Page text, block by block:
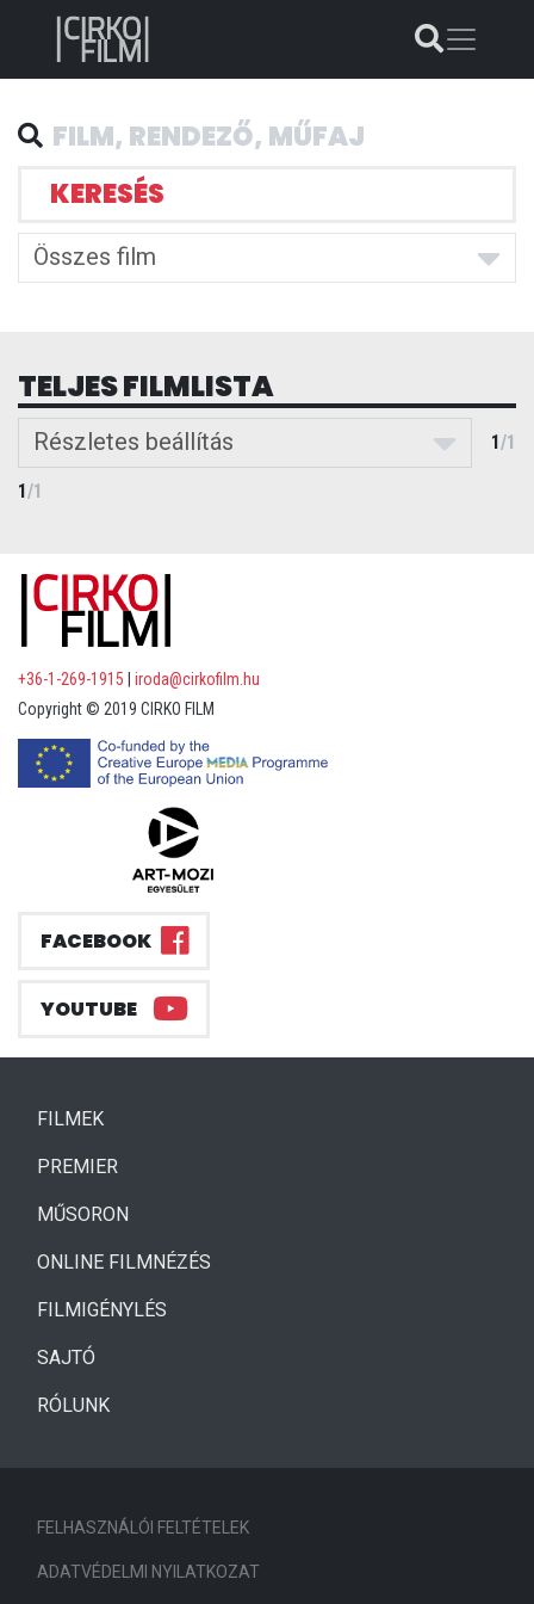
KERESÉS
Összes film
TELJES FILMLISTA
Részletes beállítás 1/1
1/1
+36-1-269-1915
iroda@cirkofilm.hu
Copyright © 2019 CIRKO FILM
FACEBOOK
YOUTUBE
FILMEK(CURRENT)
PREMIER
MŰSORON
ONLINE FILMNÉZÉS
FILMIGÉNYLÉS
SAJTÓ
RÓLUNK
FELHASZNÁLÓI FELTÉTELEK
ADATVÉDELMI NYILATKOZAT